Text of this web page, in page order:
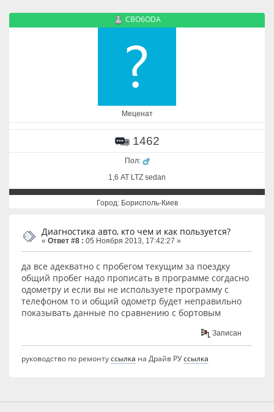
CBO6ODA
Меценат
1462
Пол:
1,6 АТ LTZ sedan
Город: Борисполь-Киев
Диагностика авто, кто чем и как пользуется?
« Ответ #8 : 05 Ноября 2013, 17:42:27 »
да все адекватно с пробегом текущим за поездку
общий пробег надо прописать в программе согдасно
одометру и если вы не используете программу с
телефоном то и общий одометр будет неправильно
показывать данные по сравнению с бортовым
Записан
руководство по ремонтуссылка на Драйв РУссылка